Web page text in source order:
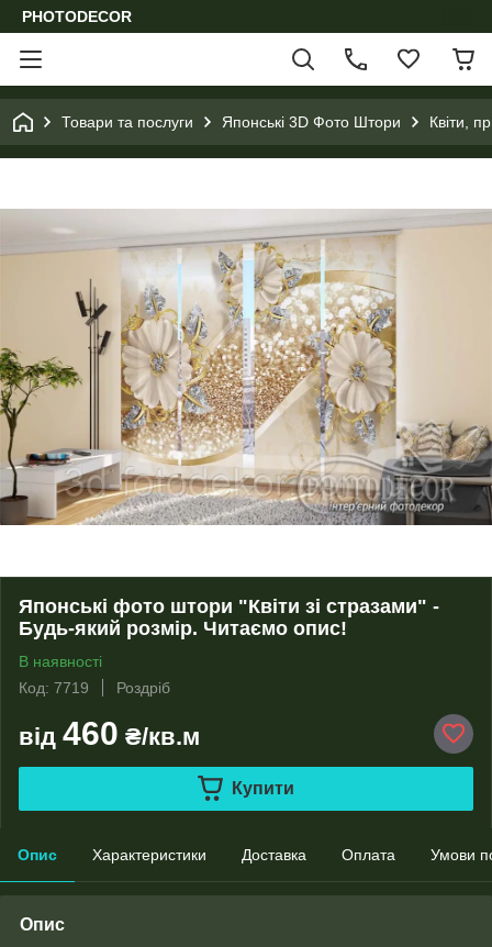
PHOTODECOR
Товари та послуги Японські 3D Фото Штори Квіти,
Японські фото штори "Квіти зі стразами" -
Будь-який розмір. Читаємо опис!
В наявності
Код: 7719
Роздріб
від 460 ₴/кв.м
Купити
Опис Характеристики Доставка Оплата Умови
Опис